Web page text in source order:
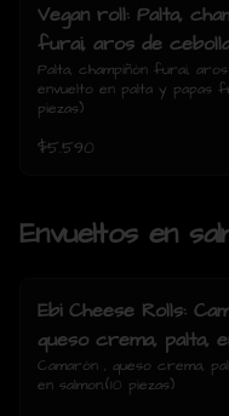
Vegan roll: Palta,
furai, aros de
envuelto en palta y
fritas (10 piezas)
Palta, champiñón furai,
envuelto en palta y papas
piezas)
$5.590
Envueltos en
Ebi Cheese Rolls:
queso crema, palta,
en salmon.
Camarón , queso crema,
en salmon.(10 piezas)